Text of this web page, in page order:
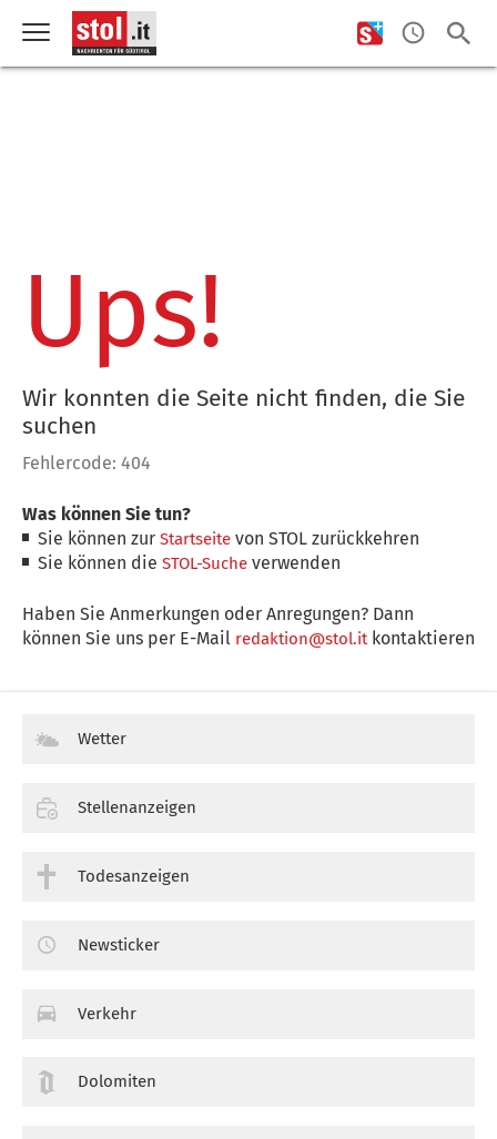
Ups!
Wir konnten die Seite nicht finden, die Sie
suchen
Fehlercode: 404
Was können Sie tun?
Sie können zurStartseite von STOL zurückkehren
Sie können dieSTOL-Suche verwenden
Haben Sie Anmerkungen oder Anregungen? Dann
können Sie uns per E-Mail redaktion@stol.itkontaktieren
Wetter
Stellenanzeigen
Todesanzeigen
Newsticker
Verkehr
Dolomiten